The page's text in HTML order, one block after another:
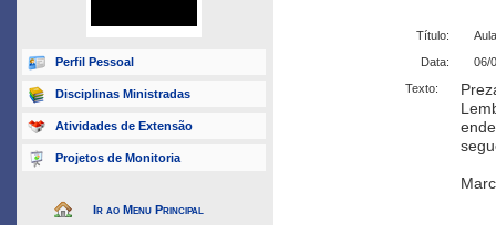
Perfil Pessoal
Disciplinas Ministradas
Atividades de Extensão
Projetos de Monitoria
Ir ao Menu Principal
Título:
Data:
06/
Texto: